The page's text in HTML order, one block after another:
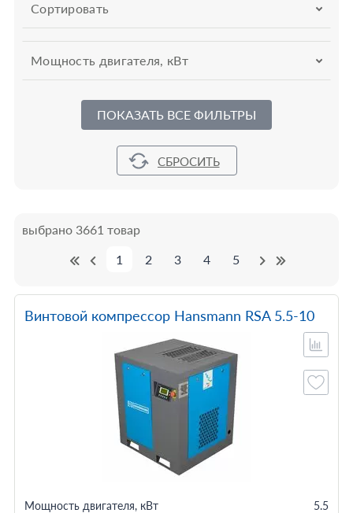
Сортировать
Мощность двигателя, кВт
ПОКАЗАТЬ ВСЕ ФИЛЬТРЫ
выбрано 3661 товар
1
2 3 4 5
Винтовой компрессор Hansmann RSA 5.5-10
Мощность двигателя, кВт 5.5